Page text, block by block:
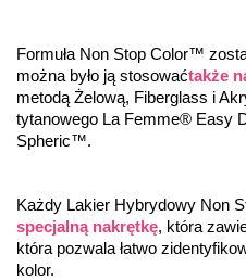
Formuła Non Stop Color™
można było ją stosowaćtakże
metodą Żelową, Fiberglass i
tytanowego La Femme® Easy
Spheric™.
specjalną nakrętkę, która
która pozwala łatwo
kolor.